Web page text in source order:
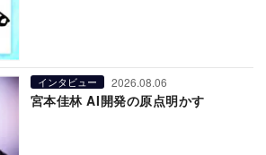
インタビュー 2026.08.06
宮本佳林 AI開発の原点明かす